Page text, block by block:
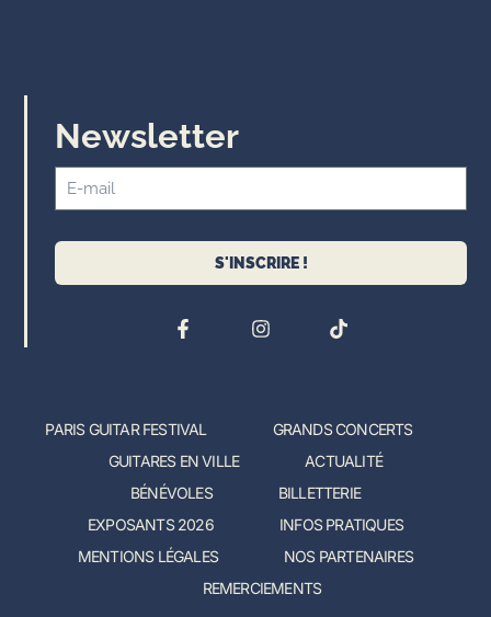
Newsletter
S'INSCRIRE !
PARIS GUITAR FESTIVAL
GRANDS CONCERTS
GUITARES EN VILLE
ACTUALITÉ
BÉNÉVOLES
BILLETTERIE
EXPOSANTS 2026
INFOS PRATIQUES
MENTIONS LÉGALES
NOS PARTENAIRES
REMERCIEMENTS